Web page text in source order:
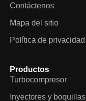
Contáctenos
Mapa del sitio
Política de privacidad
Productos
Turbocompresor
Inyectores y boquillas